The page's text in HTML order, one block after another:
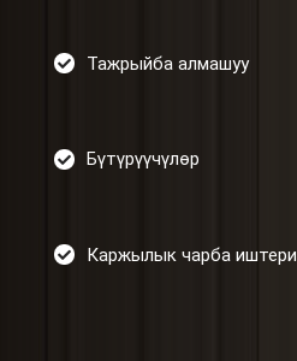
Тажрыйба алмашуу
Бүтүрүүчүлөр
Каржылык чарба иштери